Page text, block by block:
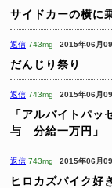
サイドカーの横に
返信 743mg 2015年06月
だんじり祭り
返信 743mg 2015年06月
「アルバイトパ
与 分給一万円」
返信 743mg 2015年06月
ヒロカズバイク好